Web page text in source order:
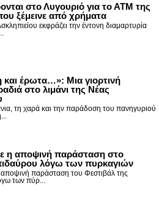
στο Λυγουριό για το ΑΤΜ της
ξέμεινε από χρήματα
εκφράζει την έντονη διαμαρτυρία
έρωτα…»: Μια γιορτινή
στο λιμάνι της Νέας
τη χαρά και την παράδοση του πανηγυριού
η αποψινή παράσταση στο
λόγω των πυρκαγιών
παράσταση του Φεστιβάλ της
των πύρ...